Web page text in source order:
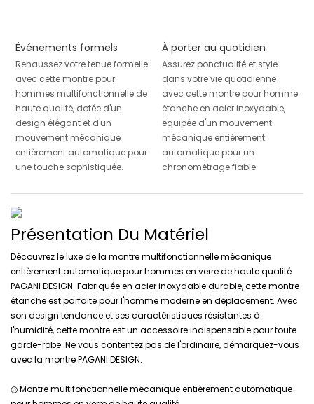
Événements formels
Rehaussez votre tenue formelle
avec cette montre pour
hommes multifonctionnelle de
haute qualité, dotée d'un
design élégant et d'un
mouvement mécanique
entièrement automatique pour
une touche sophistiquée.
À porter au quotidien
Assurez ponctualité et style
dans votre vie quotidienne
avec cette montre pour homme
étanche en acier inoxydable,
équipée d'un mouvement
mécanique entièrement
automatique pour un
chronométrage fiable.
Présentation Du Matériel
Découvrez le luxe de la montre multifonctionnelle mécanique
entièrement automatique pour hommes en verre de haute qualité
PAGANI DESIGN. Fabriquée en acier inoxydable durable, cette montre
étanche est parfaite pour l'homme moderne en déplacement. Avec
son design tendance et ses caractéristiques résistantes à
l'humidité, cette montre est un accessoire indispensable pour toute
garde-robe. Ne vous contentez pas de l'ordinaire, démarquez-vous
avec la montre PAGANI DESIGN.
◎ Montre multifonctionnelle mécanique entièrement automatique